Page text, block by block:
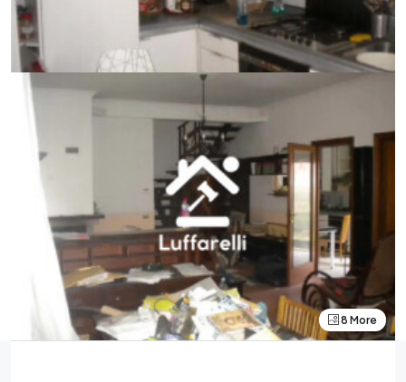
8 More